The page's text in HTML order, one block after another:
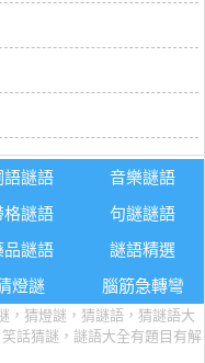
語謎語
音樂謎語
格謎語
句謎謎語
品謎語
謎語精選
燈謎 腦筋急轉彎
，猜燈謎，猜謎語，猜謎語大
話猜謎，謎語大全有題目有解